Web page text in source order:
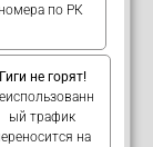
номера по РК
Гиги не горят!
ый трафик
на